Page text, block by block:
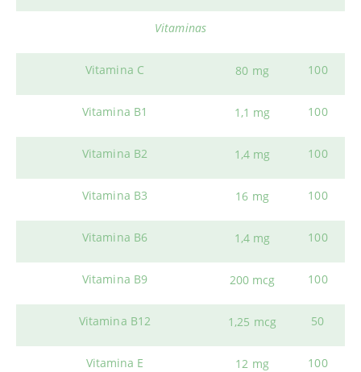
Vitaminas
Vitamina C 80 mg 100
Vitamina B1 1,1 mg 100
Vitamina B2 1,4 mg 100
Vitamina B3 16 mg 100
Vitamina B6 1,4 mg 100
Vitamina B9 200 mcg 100
Vitamina B12 1,25 mcg 50
Vitamina E 12 mg 100